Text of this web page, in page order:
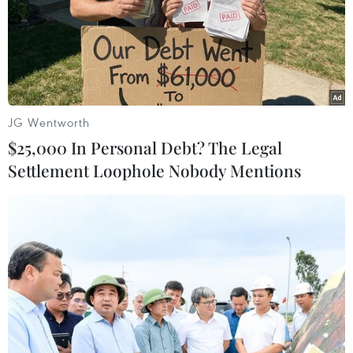
phục hồi
08/08/2026 08:04
Điện Biên từng bước hình thành thị
trường tín chỉ carbon rừng
08/08/2026 06:50
08/08/2026 06:43
Chủ tịch Quốc hội Trần Thanh Mẫn:
Khẳng định vai trò nòng cốt trong
JG Wentworth
$25,000 In Personal Debt? The Legal
Settlement Loophole Nobody Mentions